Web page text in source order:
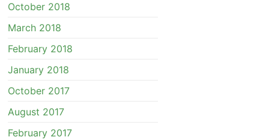
October 2018
March 2018
February 2018
January 2018
October 2017
August 2017
February 2017